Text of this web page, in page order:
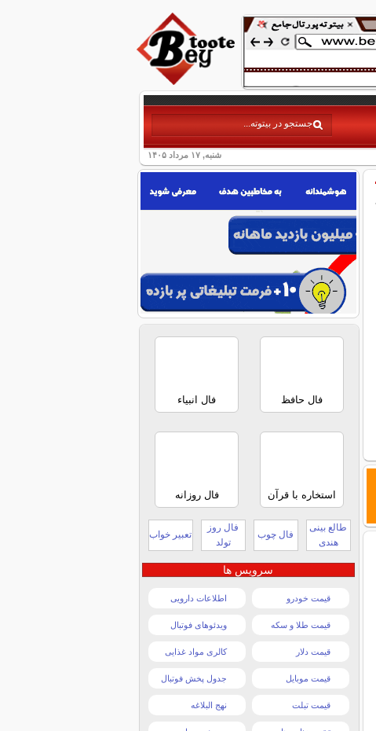
شنبه, ۱۷ مرداد ۱۴۰۵
فال حافظ فال انبیاء
استخاره با قرآن فال روزانه
طالع بینی
هندی
فال چوب
فال روز
تولد
تعبیر خواب
سرویس ها
قیمت خودرو اطلاعات دارویی
قیمت طلا و سکه ویدئوهای فوتبال
قیمت دلار کالری مواد غذایی
قیمت موبایل جدول پخش فوتبال
قیمت تبلت نهج البلاغه